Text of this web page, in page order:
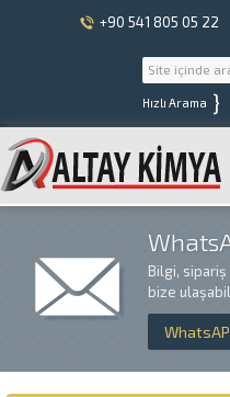
+90 541 805 05 22
Hızlı Arama }
Bilgi, sipariş
bize